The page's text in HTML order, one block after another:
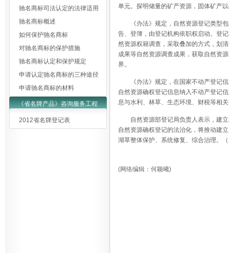
驰名商标司法认定的法律适用
驰名商标概述
如何保护驰名商标
对驰名商标的保护措施
驰名商标认定和保护规定
申请认定驰名商标的三种途径
申请驰名商标的材料
《省名牌产品》咨询服务工程
2012省名牌登记表
单元。探明储量的矿产资源，固体矿产
《办法》规定，自然资源登记类型
告、登簿，由登记机构依职权启动。登
然资源权籍调查，采取叠加的方式，划
成果等自然资源调查成果，获取自然资
界。
《办法》规定，在国家不动产登记
自然资源确权登记信息纳入不动产登记
息与水利、林草、生态环境、财税等相
自然资源部登记局负责人表示，建
自然资源确权登记的法治化，将推动建
湖草整体保护、系统修复、综合治理。
(网络编辑：何颖曦)